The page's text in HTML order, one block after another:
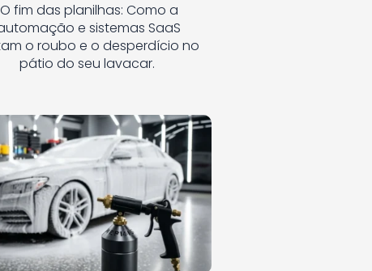
O fim das planilhas: Como a
e sistemas SaaS
o roubo e o desperdício no
pátio do seu lavacar.